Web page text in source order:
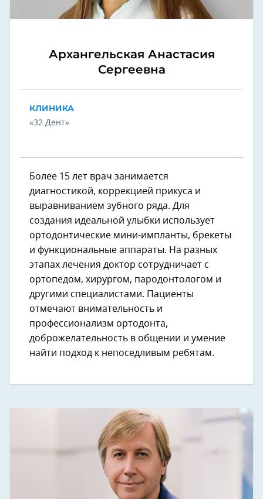
Архангельская Анастасия
Сергеевна
КЛИНИКА
«32 Дент»
Более 15 лет врач занимается
диагностикой, коррекцией прикуса и
выравниванием зубного ряда. Для
создания идеальной улыбки использует
ортодонтические мини-импланты, брекеты
и функциональные аппараты. На разных
этапах лечения доктор сотрудничает с
ортопедом, хирургом, пародонтологом и
другими специалистами. Пациенты
отмечают внимательность и
профессионализм ортодонта,
доброжелательность в общении и умение
найти подход к непоседливым ребятам.